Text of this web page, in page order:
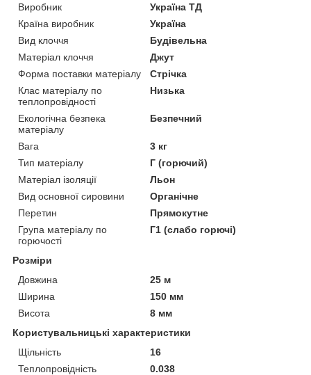
Виробник
Україна ТД
Країна виробник
Україна
Вид клоччя
Будівельна
Матеріал клоччя
Джут
Форма поставки матеріалу
Стрічка
Клас матеріалу по
теплопровідності
Низька
Екологічна безпека
матеріалу
Безпечний
Вага
3 кг
Тип матеріалу
Г (горючий)
Матеріал ізоляції
Льон
Вид основної сировини
Органічне
Перетин
Прямокутне
Група матеріалу по
горючості
Г1 (слабо горючі)
Розміри
Довжина
25 м
Ширина
150 мм
Висота
8 мм
Користувальницькі характеристики
Щільність
16
Теплопровідність
0.038